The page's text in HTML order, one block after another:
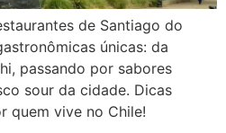
de Santiago do
únicas: da
passando por sabores
sour da cidade. Dicas
quem vive no Chile!